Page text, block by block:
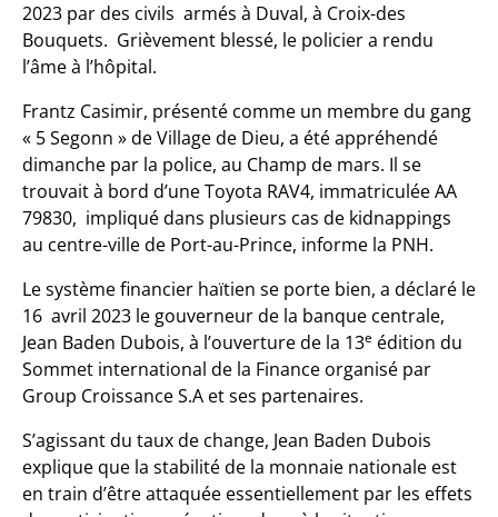
2023 par des civils armés à Duval, à Croix-des
Bouquets. Grièvement blessé, le policier a rendu
l’âme à l’hôpital.
Frantz Casimir, présenté comme un membre du gang
« 5 Segonn » de Village de Dieu, a été appréhendé
dimanche par la police, au Champ de mars. Il se
trouvait à bord d’une Toyota RAV4, immatriculée AA
79830, impliqué dans plusieurs cas de kidnappings
au centre-ville de Port-au-Prince, informe la PNH.
Le système financier haïtien se porte bien, a déclaré le
16 avril 2023 le gouverneur de la banque centrale,
Jean Baden Dubois, à l’ouverture de la 13e édition du
Sommet international de la Finance organisé par
Group Croissance S.A et ses partenaires.
S’agissant du taux de change, Jean Baden Dubois
explique que la stabilité de la monnaie nationale est
en train d’être attaquée essentiellement par les effets